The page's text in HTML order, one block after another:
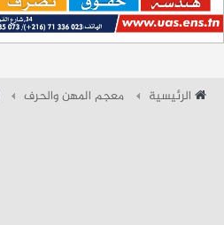
الرئيسية معجم المهن والحرف